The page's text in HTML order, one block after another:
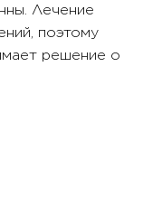
Лечение
поэтому
решение о